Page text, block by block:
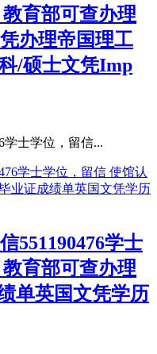
育部可查办理
办理帝国理工
/硕士文凭Imp
学士学位，留信...
551190476学士
育部可查办理
单英国文凭学历